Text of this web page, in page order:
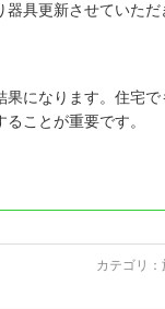
具更新させていただ
になります。住宅で
ことが重要です。
カテゴリ：